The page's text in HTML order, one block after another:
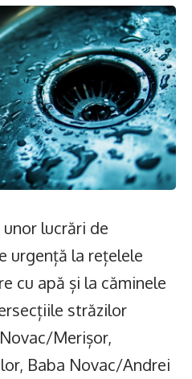
lucrări de
urgență la rețelele
cu apă și la căminele
străzilor
Merișor,
Baba Novac/Andrei